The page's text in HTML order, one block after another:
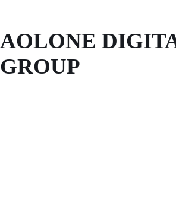
AOLONE
GROUP